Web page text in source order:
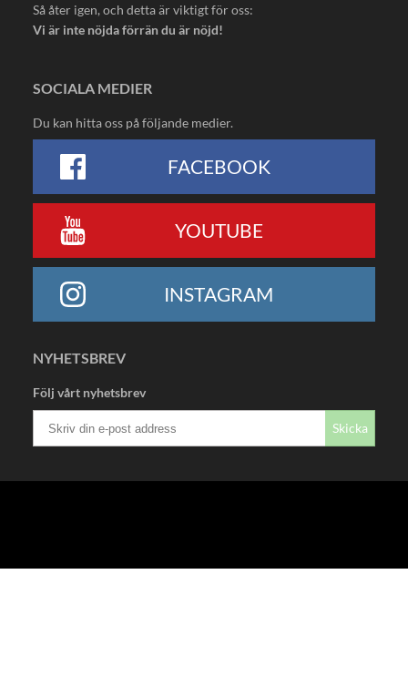
Så åter igen, och detta är viktigt för oss:
Vi är inte nöjda förrän du är nöjd!
SOCIALA MEDIER
Du kan hitta oss på följande medier.
FACEBOOK
YOUTUBE
INSTAGRAM
NYHETSBREV
Följ vårt nyhetsbrev
Skicka